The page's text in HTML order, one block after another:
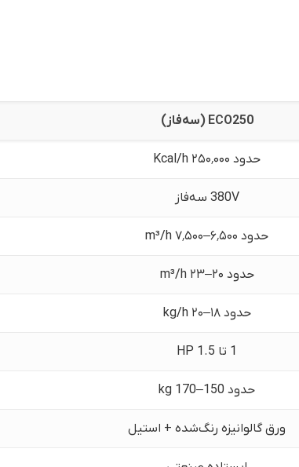
ECO250 (سه‌فاز)
حدود ۲۵۰٬۰۰۰ Kcal/h
380V سه‌فاز
حدود ۶٬۵۰۰–۷٬۵۰۰ m³/h
حدود ۲۰–۲۳ m³/h
حدود ۱۸–۲۰ kg/h
1 تا 1.5 HP
حدود 150–170 kg
ورق گالوانیزه رنگ‌شده + استیل